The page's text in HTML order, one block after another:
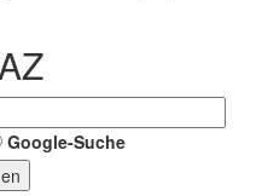
Google-Suche